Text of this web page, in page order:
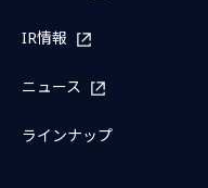
IR情報
ニュース
ラインナップ